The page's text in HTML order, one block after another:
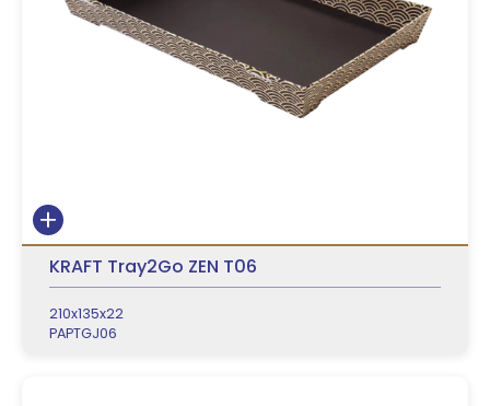
KRAFT Tray2Go ZEN T06
210x135x22
PAPTGJ06